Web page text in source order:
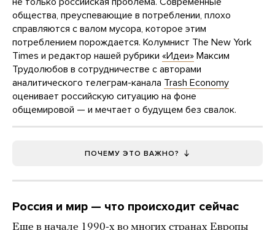
общества, преуспевающие в потреблении, плохо
справляются с валом мусора, которое этим
потреблением порождается. Колумнист The New York
Times и редактор нашей рубрики «Идеи» Максим
Трудолюбов в сотрудничестве с авторами
аналитического телеграм-канала Trash Economy
оценивает российскую ситуацию на фоне
общемировой — и мечтает о будущем без свалок.
ПОЧЕМУ ЭТО ВАЖНО?
Россия и мир — что происходит сейчас
Еще в начале 1990-х во многих странах Европы